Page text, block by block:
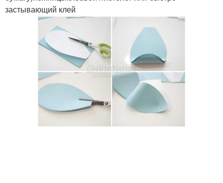
застывающий клей